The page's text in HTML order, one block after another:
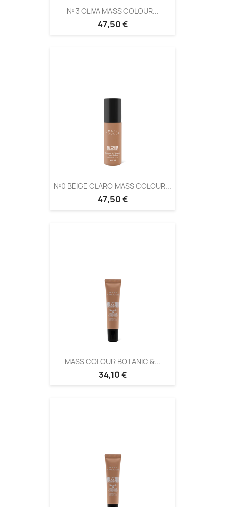
Nº 3 OLIVA MASS COLOUR...
47,50 €
Nº0 BEIGE CLARO MASS COLOUR...
47,50 €
MASS COLOUR BOTANIC &...
34,10 €